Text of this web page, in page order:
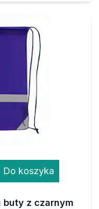
Do koszyka
buty z czarnym